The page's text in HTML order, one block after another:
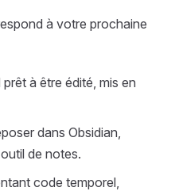
à votre prochaine
à être édité, mis en
dans Obsidian,
de notes.
code temporel,